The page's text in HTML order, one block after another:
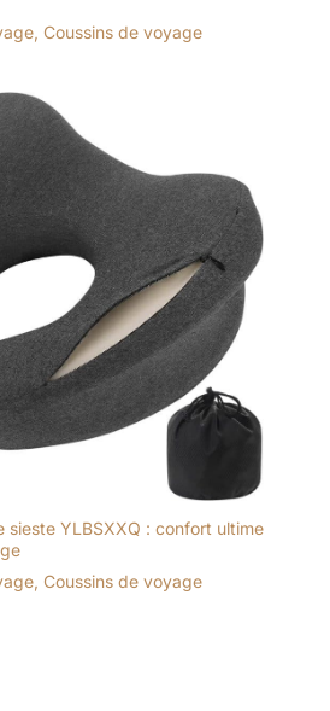
, Coussins de voyage
sieste YLBSXXQ : confort ultime
, Coussins de voyage